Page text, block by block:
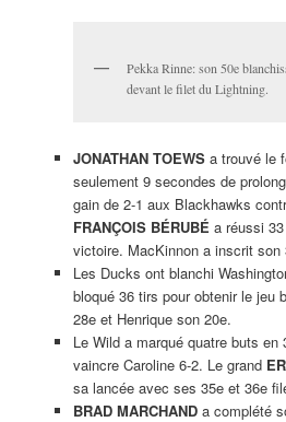
Pekka Rinne: son 50e
devant le filet du Lightning.
JONATHAN TOEWSa trouvé le
seulement 9 secondes de
gain de 2-1 aux Blackhawks
FRANÇOIS BÉRUBÉ a réussi
victoire. MacKinnon a inscrit
Les Ducks ont blanchi
bloqué 36 tirs pour obtenir le jeu
28e et Henrique son 20e.
Le Wild a marqué quatre buts
vaincre Caroline 6-2. Le grand
sa lancée avec ses 35e et 36e
BRAD MARCHANDa complété